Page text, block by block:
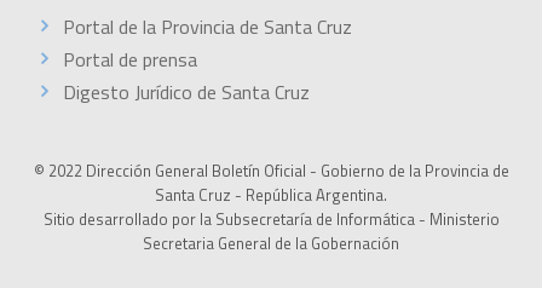
Portal de la Provincia de Santa Cruz
Portal de prensa
Digesto Jurídico de Santa Cruz
© 2022 Dirección General Boletín Oficial - Gobierno de la Provincia de
Santa Cruz - República Argentina.
Sitio desarrollado por la Subsecretaría de Informática - Ministerio
Secretaria General de la Gobernación